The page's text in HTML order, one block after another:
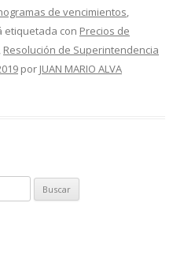
de vencimientos,
etiquetada con Precios de
, Resolución de Superintendencia
por JUAN MARIO ALVA